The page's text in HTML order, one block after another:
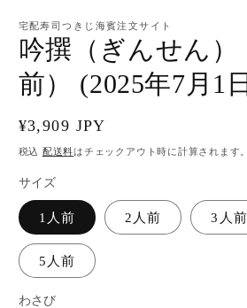
ダ
ル
で
メ
デ
ア
を
く
宅配寿司つきじ海賓注文サイト
吟撰（ぎんせん）
前） (2025年7月1
通
常
格
¥3,909 JPY
税込 配送料はチェックアウト時に計算されます。
サイズ
1人前 2人前 3人前
5人前
わさび